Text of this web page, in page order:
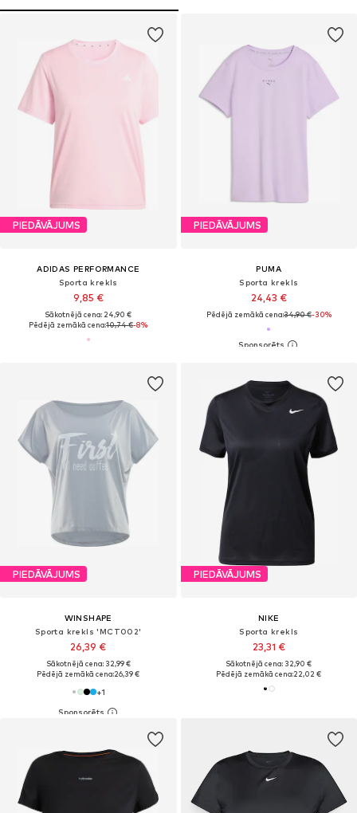
PIEDĀVĀJUMS
ADIDAS PERFORMANCE
Sporta krekls
9,85 €
Sākotnējā cena: 24,90 €
Pēdējā zemākā cena:10,74 €-8%
PIEDĀVĀJUMS
PUMA
Sporta krekls
24,43 €
Pēdējā zemākā cena:34,90 €-30%
PIEDĀVĀJUMS
WINSHAPE
Sporta krekls 'MCT002'
26,39 €
Sākotnējā cena: 32,99 €
Pēdējā zemākā cena:26,39 €
+1
PIEDĀVĀJUMS
NIKE
Sporta krekls
23,31 €
Sākotnējā cena: 32,90 €
Pēdējā zemākā cena:22,02 €